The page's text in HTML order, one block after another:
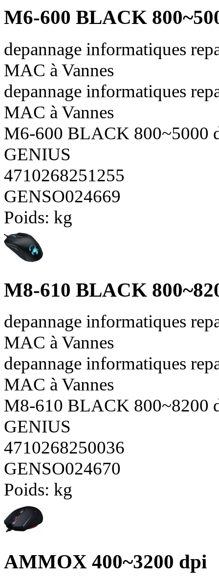
M6-600 BLACK
depannage informatiques
MAC à Vannes
depannage informatiques
MAC à Vannes
M6-600 BLACK 800~5000
GENIUS
4710268251255
GENSO024669
Poids: kg
M8-610 BLACK
depannage informatiques
MAC à Vannes
depannage informatiques
MAC à Vannes
M8-610 BLACK 800~8200
GENIUS
4710268250036
GENSO024670
Poids: kg
AMMOX 400~3200 dpi